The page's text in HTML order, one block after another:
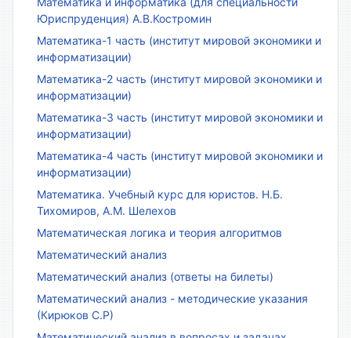
Юриспруденция) А.В.Костромин
Математика-1 часть (институт мировой экономики и
информатизации)
Математика-2 часть (институт мировой экономики и
информатизации)
Математика-3 часть (институт мировой экономики и
информатизации)
Математика-4 часть (институт мировой экономики и
информатизации)
Математика. Учебный курс для юристов. Н.Б.
Тихомиров, А.М. Шелехов
Математическая логика и теория алгоритмов
Математический анализ
Математический анализ (ответы на билеты)
Математический анализ - методические указания
(Кирюков С.Р)